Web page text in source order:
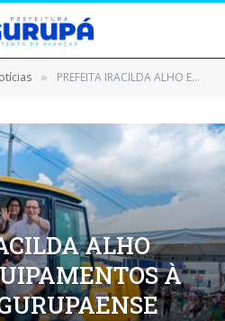
» PREFEITA IRACILDA ALHO ENTREGA EQUIPAMENTOS À POPULAÇÃO GURUPAENSE
ALHO
À